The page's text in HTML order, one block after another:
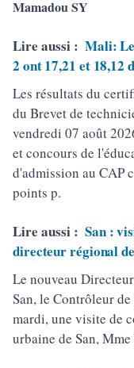
Mamadou SY
Lire aussi : Mali:
2 ont 17,21 et 18,12
Les résultats du
du Brevet de
vendredi 07 août
et concours de
d'admission au CAP
points p.
Lire aussi : San :
directeur régional
Le nouveau
San, le Contrôleur
mardi, une visite de
urbaine de San,